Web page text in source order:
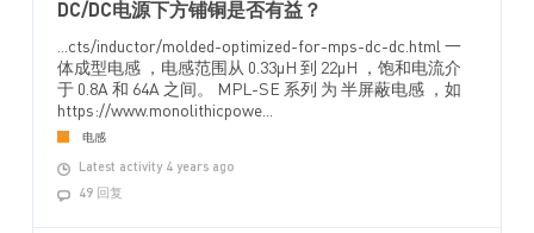
DC/DC电源下方铺铜是否有益？
...cts/inductor/molded-optimized-for-mps-dc-dc.html 一
体成型电感 ，电感范围从 0.33µH 到 22µH ，饱和电流介
于 0.8A 和 64A 之间。 MPL-SE 系列 为 半屏蔽电感 ，如
https://www.monolithicpowe...
电感
Latest activity 4 years ago
49 回复